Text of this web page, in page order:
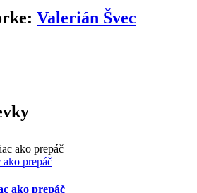
Valerián Švec
ako prepáč
ako prepáč